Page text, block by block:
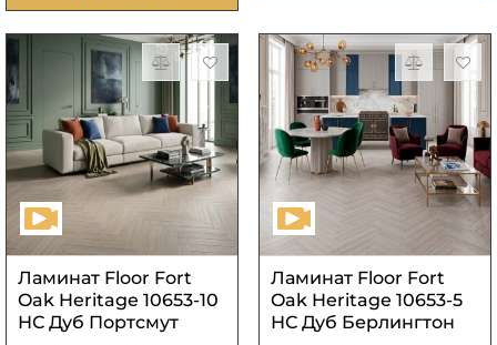
Ламинат Floor Fort
Oak Heritage 10653-10
НС Дуб Портсмут
Ламинат Floor Fort
Oak Heritage 10653-5
НС Дуб Берлингтон